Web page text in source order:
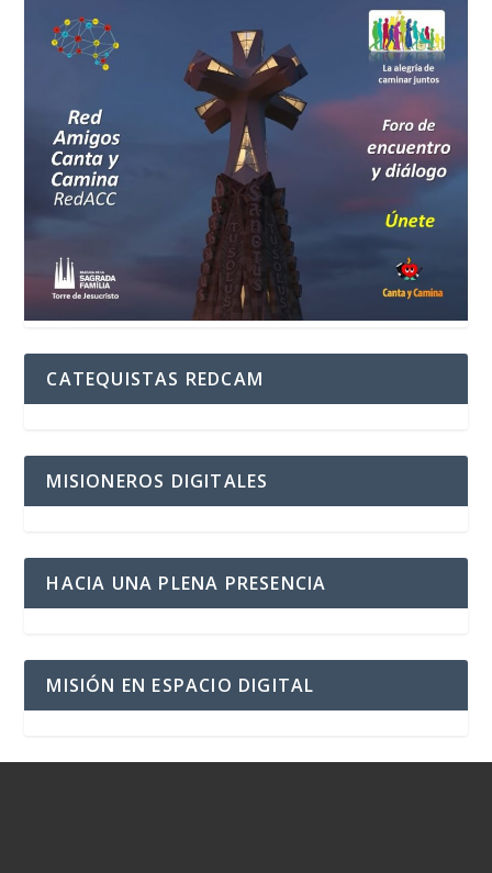
CATEQUISTAS REDCAM
MISIONEROS DIGITALES
HACIA UNA PLENA PRESENCIA
MISIÓN EN ESPACIO DIGITAL